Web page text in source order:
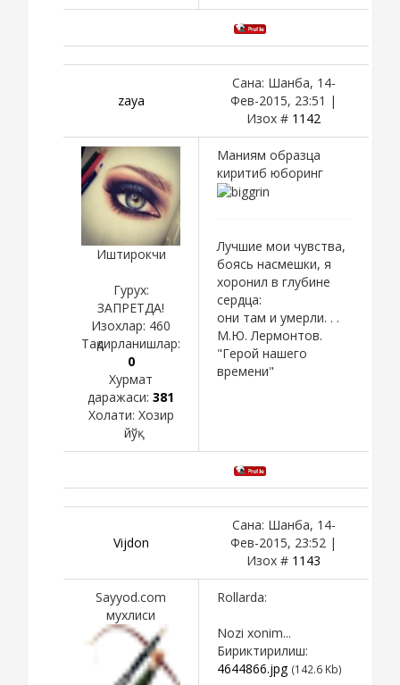
zaya
Сана: Шанба, 14-
Фев-2015, 23:51 |
Изох # 1142
Иштирокчи
Гурух:
ЗАПРЕТДА!
Изохлар: 460
Тақдирланишлар:
0
Хурмат
даражаси: 381
Холати: Хозир
йўқ
Маниям образца
киритиб юборинг
Лучшие мои чувства,
боясь насмешки, я
хоронил в глубине
сердца:
они там и умерли. . .
М.Ю. Лермонтов.
"Герой нашего
времени"
Vijdon
Сана: Шанба, 14-
Фев-2015, 23:52 |
Изох # 1143
Sayyod.com
мухлиси
Rollarda:
Nozi xonim...
Бириктирилиш:
4644866.jpg (142.6 Kb)